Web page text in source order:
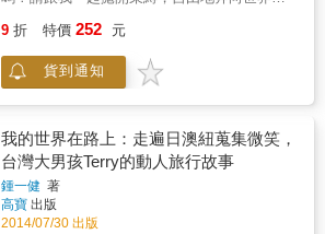
「異域風情」：例如《特務迷城》裡小巷曲
折、石牆古老的伊斯坦堡、《夏日的摸摸茶》
的羅馬尼亞南部村莊 「文明奇蹟」：探索了
《古墓奇兵》中沈睡百年的吳哥窟、《神鬼傳
奇》裡炙熱、黃沙一片的帝王谷，以及《達文
西密碼》中美得令人驚嘆的羅浮宮 對影迷而
言，這些美麗景點因為有了故事而入心， 旅
行，也變得更加令人神往。 特別收錄： 全球三
大影城快速旅遊攻略 兩大特色 融入「電影情
節」介紹景點，景點變得超有劇情，賦予景點
新意義！ 收錄不同類型電影的拍攝景點，滿足
想一起去！ 生命，就從丟掉胸罩開始轉彎！ 第
一次出國，看見那些不穿胸罩、自由奔放的女
子，成為她飛向廣闊天際的契機。 十五歲被醫
並在一趟深受文化衝擊的美國之旅後，誓言：
「我一定要飛向世界！」 當她終於靠打工存了
一百五十萬日圓，隻身前往美國留學，卻發現
根本不夠支付學費。於是計畫大轉彎，她決定
用這筆錢環遊世界。從北美、歐洲、大洋洲、
9 折 特價 252 元
貨到通知
我的世界在路上：走遍日澳紐蒐集微笑，
台灣大男孩Terry的動人旅行故事
鍾一健 著
高寶 出版
2014/07/30 出版